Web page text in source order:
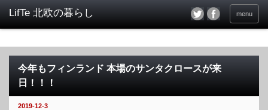
menu
今年もフィンランド 本場のサンタクロースが来
日！！！
2019-12-3